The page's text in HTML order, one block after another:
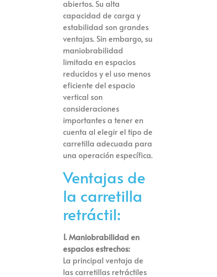
abiertos. Su alta
capacidad de carga y
estabilidad son grandes
ventajas. Sin embargo, su
maniobrabilidad
limitada en espacios
reducidos y el uso menos
eficiente del espacio
vertical son
consideraciones
importantes a tener en
cuenta al elegir el tipo de
carretilla adecuada para
una operación específica.
Ventajas de
la carretilla
retráctil:
1. Maniobrabilidad en
espacios estrechos:
La principal ventaja de
las carretillas retráctiles